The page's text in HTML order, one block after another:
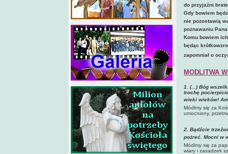
do przyjaźni
Gdy bowiem
nie pozostawią
poznawaniu
Komu bowiem
będąc
zapomniał o
MODLITWA
1. (...) Bóg
trochę
wieki wieków!
Módlmy się za
umocniony,
2. Bądźcie
pożreć. Mocni w
Módlmy się za
wiary i zasadzek